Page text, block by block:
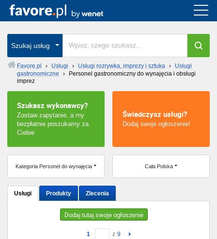
Szukaj usług
Favore.pl › Usługi › Usługi rozrywka, imprezy i sztuka ›
Usługi
gastronomiczne
›
Personel gastronomiczny do wynajęcia i obsługi
imprez
Szukasz wykonawcy?
Zostaw zapytanie, a my
bezpłatnie poszukamy za
Ciebie
Świadczysz usługi?
Dodaj swoje ogłoszenie!
Kategoria Personel do wynajęcia Cała Polska
Usługi Produkty Zlecenia
Dodaj tutaj swoje ogłoszenie
1 z 9
Cała Polska
wszystkie w całym kraju
Warszawa
Wrocław
Kraków
Poznań
Łódź
Katowice